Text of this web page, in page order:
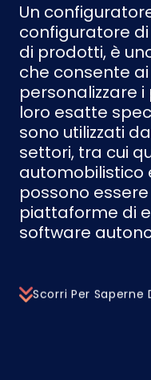
Un
configuratore
di prodotti, è
che consente
personalizzare
loro esatte
sono utilizzati
settori, tra cui
automobilistico
possono
piattaforme di
software
Scorri Per Saperne